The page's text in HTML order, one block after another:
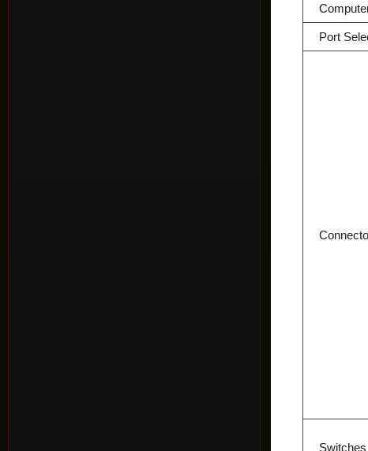
Port
Switches